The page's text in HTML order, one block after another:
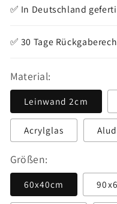
✅ In Deutschland
✅ 30 Tage
Material:
Leinwand 2cm
Acrylglas
Größen:
60x40cm